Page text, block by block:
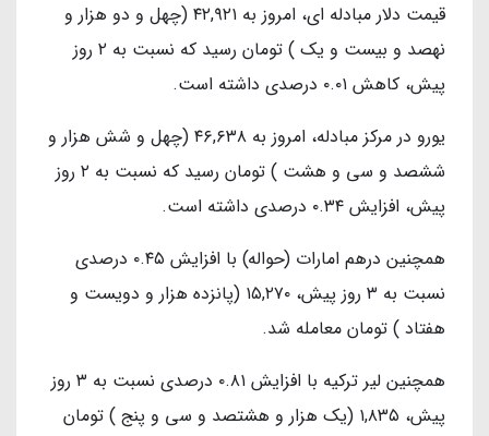
قیمت دلار مبادله ای، امروز به ۴۲,۹۲۱ (چهل و دو هزار و
نهصد و بیست و یک ) تومان رسید که نسبت به ۲ روز
پیش، کاهش ۰.۰۱ درصدی داشته است.
یورو در مرکز مبادله، امروز به ۴۶,۶۳۸ (چهل و شش هزار و
ششصد و سی و هشت ) تومان رسید که نسبت به ۲ روز
پیش، افزایش ۰.۳۴ درصدی داشته است.
همچنین درهم امارات (حواله) با افزایش ۰.۴۵ درصدی
نسبت به ۳ روز پیش، ۱۵,۲۷۰ (پانزده هزار و دویست و
هفتاد ) تومان معامله شد.
همچنین لیر ترکیه با افزایش ۰.۸۱ درصدی نسبت به ۳ روز
پیش، ۱,۸۳۵ (یک هزار و هشتصد و سی و پنج ) تومان